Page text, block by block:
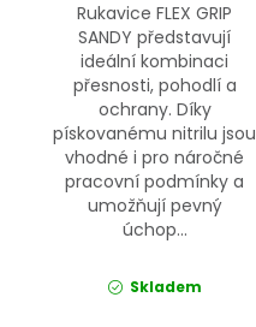
Rukavice FLEX GRIP
SANDY představují
ideální kombinaci
přesnosti, pohodlí a
ochrany. Díky
pískovanému nitrilu jsou
vhodné i pro náročné
pracovní podmínky a
umožňují pevný
úchop...
Skladem